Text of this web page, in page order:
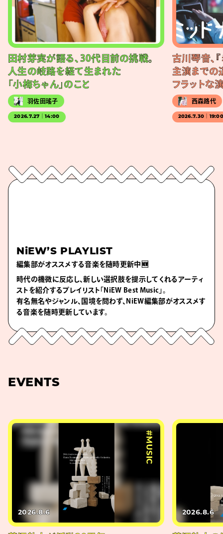
田村芽実が語る、30代目前の挑戦。
人生の岐路を経て生まれた
「小梅ちゃん」のこと
羽佐田瑤子
2026.7.27｜14:00
古川琴音、
主演までの
フラットな
西森路代
2026.7.30｜
NiEW’S PLAYLIST
編集部がオススメする音楽を随時更新中🆕
時代の機微に反応し、新しい選択肢を提示してくれるアーティ
ストを紹介するプレイリスト「NiEW Best Music」。
有名無名やジャンル、国境を問わず、NiEW編集部がオススメす
る音楽を随時更新しています。
EVENTS
#MUSIC
2026.8.6 2026.8.6